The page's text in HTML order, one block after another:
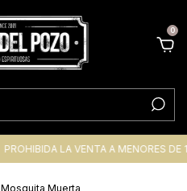
0
PROHIBIDA LA VENTA A MENORES DE
Mosquita Muerta